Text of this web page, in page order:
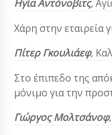
Ηγία Αντόνοβιτς,
Χάρη στην εταιρεία
Πίτερ Γκουλιάεφ,
Στο έπιπεδο της
μόνιμο για την
Γιώργος Μολτσάνοφ